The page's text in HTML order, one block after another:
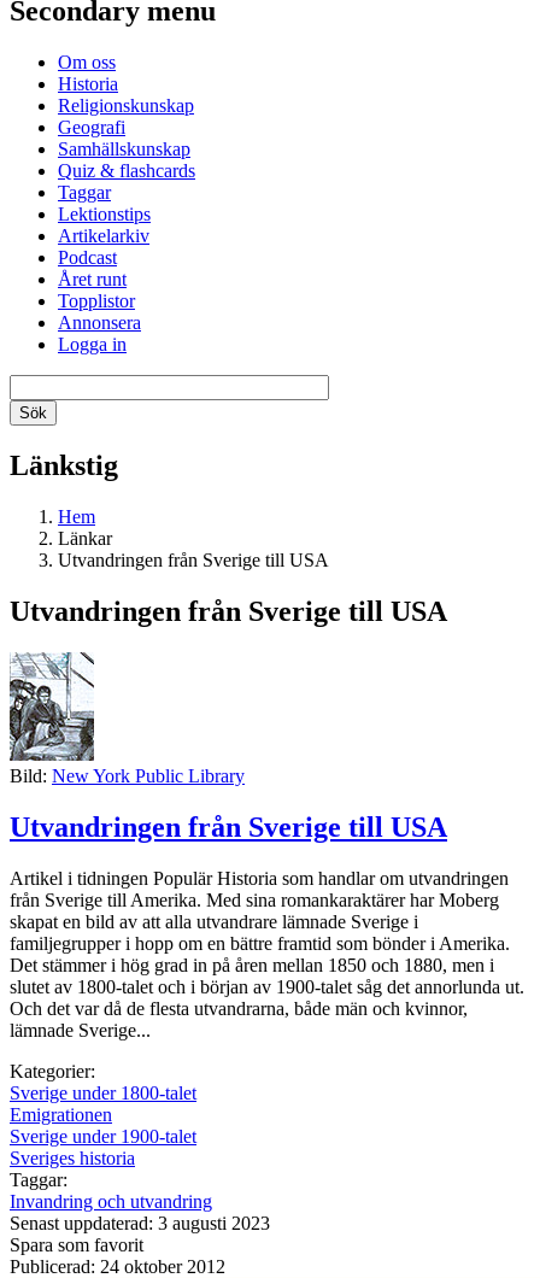
Secondary menu
Om oss
Historia
Religionskunskap
Geografi
Samhällskunskap
Quiz & flashcards
Taggar
Lektionstips
Artikelarkiv
Podcast
Året runt
Topplistor
Annonsera
Logga in
Länkstig
Hem
Länkar
Utvandringen från Sverige till USA
Utvandringen från Sverige till USA
Bild: New York Public Library
Utvandringen från Sverige till USA
Artikel i tidningen Populär Historia som handlar om utvandringen
från Sverige till Amerika. Med sina romankaraktärer har Moberg
skapat en bild av att alla utvandrare lämnade Sverige i
familjegrupper i hopp om en bättre framtid som bönder i Amerika.
Det stämmer i hög grad in på åren mellan 1850 och 1880, men i
slutet av 1800-talet och i början av 1900-talet såg det annorlunda ut.
Och det var då de flesta utvandrarna, både män och kvinnor,
lämnade Sverige...
Kategorier:
Sverige under 1800-talet
Emigrationen
Sverige under 1900-talet
Sveriges historia
Taggar:
Invandring och utvandring
Senast uppdaterad: 3 augusti 2023
Spara som favorit
Publicerad: 24 oktober 2012